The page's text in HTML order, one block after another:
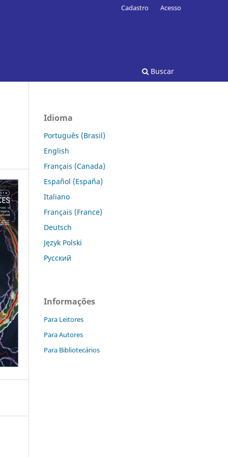
Buscar
Cadastro Acesso
Idioma
Português (Brasil)
English
Français (Canada)
Español (España)
Italiano
Français (France)
Deutsch
Język Polski
Русский
Informações
Para Leitores
Para Autores
Para Bibliotecários